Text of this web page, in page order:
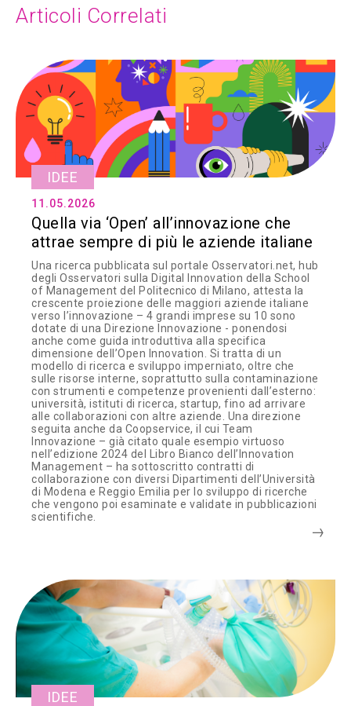
Articoli Correlati
IDEE
11.05.2026
Quella via ‘Open’ all’innovazione che
attrae sempre di più le aziende italiane
Una ricerca pubblicata sul portale Osservatori.net, hub
degli Osservatori sulla Digital Innovation della School
of Management del Politecnico di Milano, attesta la
crescente proiezione delle maggiori aziende italiane
verso l’innovazione – 4 grandi imprese su 10 sono
dotate di una Direzione Innovazione - ponendosi
anche come guida introduttiva alla specifica
dimensione dell’Open Innovation. Si tratta di un
modello di ricerca e sviluppo imperniato, oltre che
sulle risorse interne, soprattutto sulla contaminazione
con strumenti e competenze provenienti dall’esterno:
università, istituti di ricerca, startup, fino ad arrivare
alle collaborazioni con altre aziende. Una direzione
seguita anche da Coopservice, il cui Team
Innovazione – già citato quale esempio virtuoso
nell’edizione 2024 del Libro Bianco dell’Innovation
Management – ha sottoscritto contratti di
collaborazione con diversi Dipartimenti dell’Università
di Modena e Reggio Emilia per lo sviluppo di ricerche
che vengono poi esaminate e validate in pubblicazioni
scientifiche.
IDEE